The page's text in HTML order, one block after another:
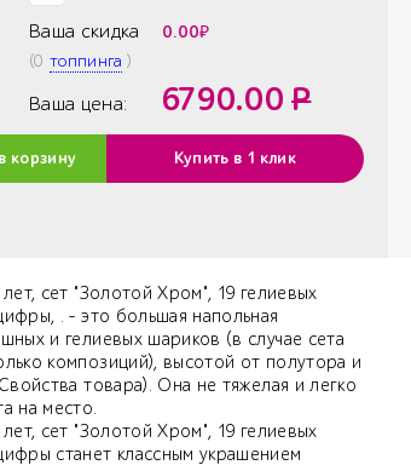
Ваша скидка 0.00₽
(0 топпинга )
Ваша цена: 6790.00 Р
корзину Купить в 1 клик
сет "Золотой Хром", 19 гелиевых
. - это большая напольная
и гелиевых шариков (в случае сета
композиций), высотой от полутора и
товара). Она не тяжелая и легко
на место.
сет "Золотой Хром", 19 гелиевых
станет классным украшением